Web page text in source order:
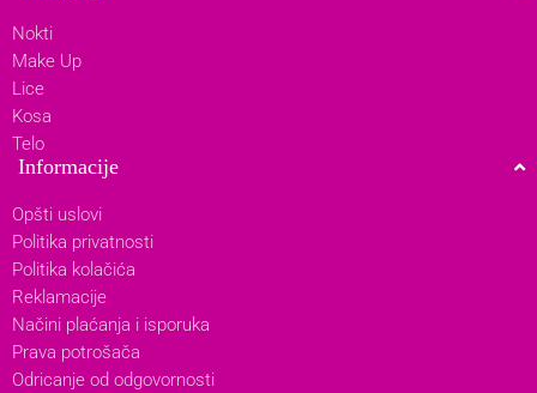
Nokti
Make Up
Lice
Kosa
Telo
Informacije
Opšti uslovi
Politika privatnosti
Politika kolačića
Reklamacije
Načini plaćanja i isporuka
Prava potrošača
Odricanje od odgovornosti